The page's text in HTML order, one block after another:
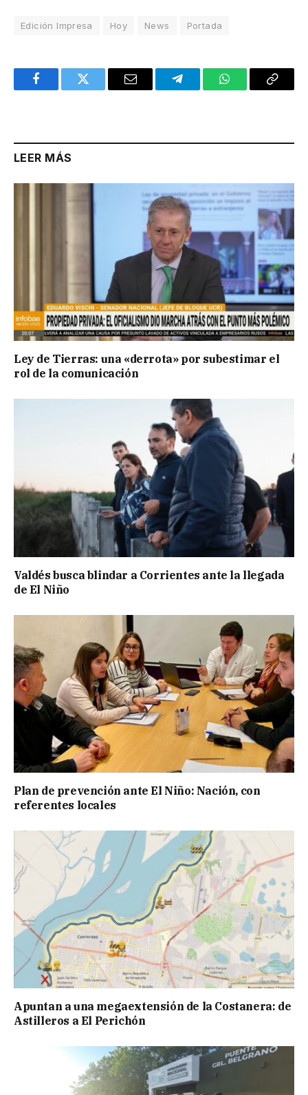
Edición Impresa Hoy News Portada
FacebookTwitter Email TelegramWhatsAppCopy
LEER MÁS
Ley de Tierras: una «derrota» por subestimar el
rol de la comunicación
Valdés busca blindar a Corrientes ante la llegada
de El Niño
Plan de prevención ante El Niño: Nación, con
referentes locales
Apuntan a una megaextensión de la Costanera: de
Astilleros a El Perichón